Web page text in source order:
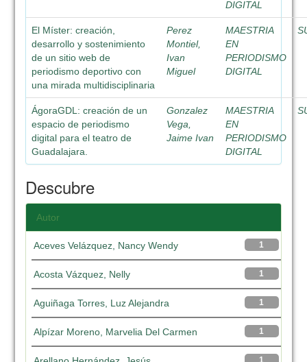
DIGITAL
El Míster: creación,
desarrollo y sostenimiento
de un sitio web de
periodismo deportivo con
una mirada multidisciplinaria
Perez
Montiel,
Ivan
Miguel
MAESTRIA
EN
PERIODISMO
DIGITAL
ÁgoraGDL: creación de un
espacio de periodismo
digital para el teatro de
Guadalajara.
Gonzalez
Vega,
Jaime Ivan
MAESTRIA
EN
PERIODISMO
DIGITAL
Descubre
Autor
1
Aceves Velázquez, Nancy Wendy
1
Acosta Vázquez, Nelly
1
Aguiñaga Torres, Luz Alejandra
1
Alpízar Moreno, Marvelia Del Carmen
1